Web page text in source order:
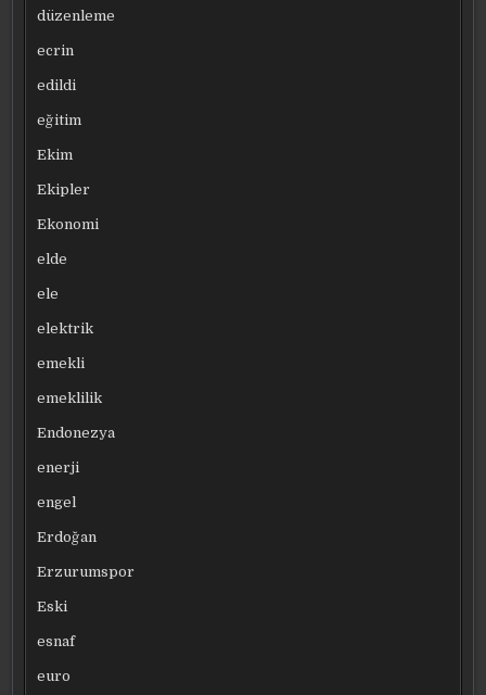
düzenleme
ecrin
edildi
eğitim
Ekim
Ekipler
Ekonomi
elde
ele
elektrik
emekli
emeklilik
Endonezya
enerji
engel
Erdoğan
Erzurumspor
Eski
esnaf
euro